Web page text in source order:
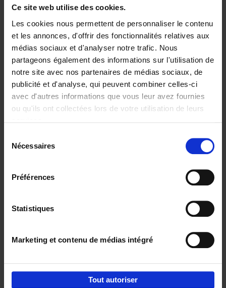
Ce site web utilise des cookies.
Les cookies nous permettent de personnaliser le contenu
et les annonces, d'offrir des fonctionnalités relatives aux
médias sociaux et d'analyser notre trafic. Nous
partageons également des informations sur l'utilisation de
notre site avec nos partenaires de médias sociaux, de
publicité et d'analyse, qui peuvent combiner celles-ci
avec d'autres informations que vous leur avez fournies
ou qu'ils ont collectées lors de votre utilisation de leurs
Nécessaires
Préférences
Statistiques
Marketing et contenu de médias intégré
Tout autoriser
Building Bonds = Building
Business
Jochen Roef Jozefien De Feyter
Carolien Boom
Couverture souple
2025 200
€29,99
Digital marketing like a PRO -
completely revised edition (EN)